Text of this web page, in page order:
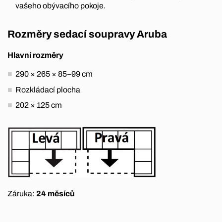
vašeho obývacího pokoje.
Rozměry sedací soupravy Aruba
Hlavní rozměry
290 × 265 × 85–99 cm
Rozkládací plocha
202 × 125 cm
Záruka: 24 měsíců